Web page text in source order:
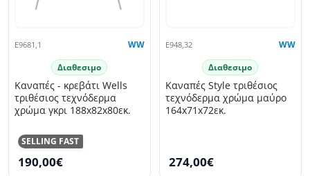
SELLING FAST
E9681,1 WW
Διαθεσιμο
Καναπές - κρεβάτι Wells
τριθέσιος τεχνόδερμα
χρώμα γκρι 188x82x80εκ.
190,00€
E948,32 WW
Διαθεσιμο
Καναπές Style τριθέσιος
τεχνόδερμα χρώμα μαύρο
164x71x72εκ.
274,00€